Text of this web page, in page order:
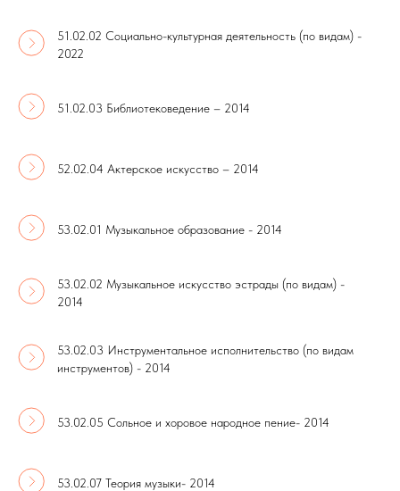
51.02.02 Социально-культурная деятельность (по видам) -
2022
51.02.03 Библиотековедение – 2014
52.02.04 Актерское искусство – 2014
53.02.01 Музыкальное образование - 2014
53.02.02 Музыкальное искусство эстрады (по видам) -
2014
53.02.03 Инструментальное исполнительство (по видам
инструментов) - 2014
53.02.05 Сольное и хоровое народное пение- 2014
53.02.07 Теория музыки- 2014